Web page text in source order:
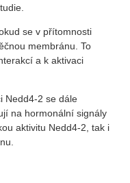
se v přítomnosti
membránu. To
a k aktivaci
Nedd4-2 se dále
na hormonální signály
aktivitu Nedd4-2, tak i